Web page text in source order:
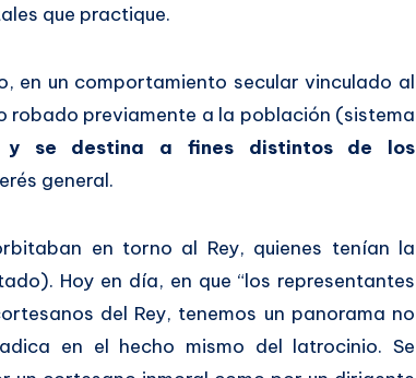
que practique.
en un comportamiento secular vinculado al
robado previamente a la población (sistema
y se destina a fines distintos de los
general.
en torno al Rey, quienes tenían la
Hoy en día, en que “los representantes
del Rey, tenemos un panorama no
en el hecho mismo del latrocinio. Se